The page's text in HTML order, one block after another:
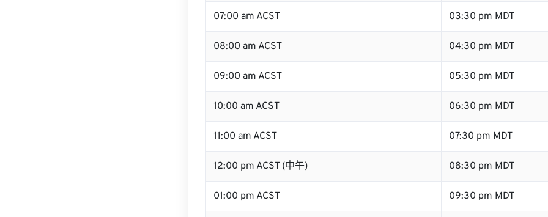
07:00 am ACST 03:30 pm MDT
08:00 am ACST 04:30 pm MDT
09:00 am ACST 05:30 pm MDT
10:00 am ACST 06:30 pm MDT
11:00 am ACST 07:30 pm MDT
12:00 pm ACST (中午) 08:30 pm MDT
01:00 pm ACST 09:30 pm MDT